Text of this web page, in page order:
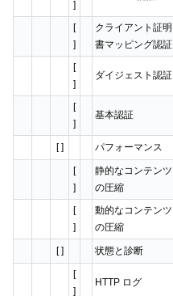
]
[
]
クライアント証明
書マッピング認証
[
]
ダイジェスト認証
[
]
基本認証
[ ] パフォーマンス
[
]
静的なコンテンツ
の圧縮
[
]
動的なコンテンツ
の圧縮
[ ] 状態と診断
[
]
HTTP ログ